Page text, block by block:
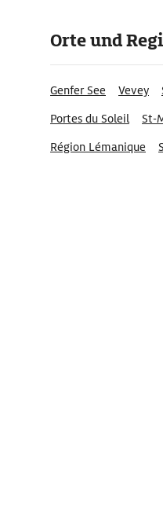
Orte und
Genfer See Vevey
Portes du Soleil
St-
Région Lémanique